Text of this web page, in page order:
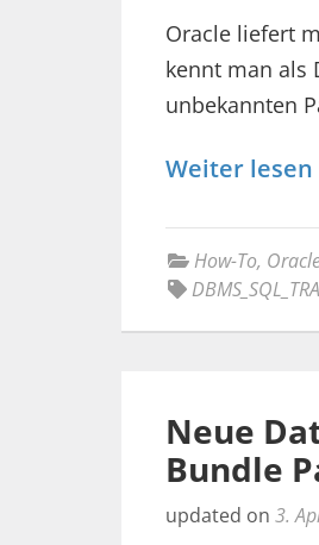
Oracle liefert
kennt man als
unbekannten
Weiter lesen
How-To,
Neue
Bundle
updated on 3.